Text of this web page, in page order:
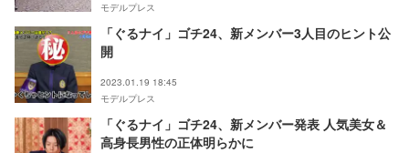
モデルプレス
「ぐるナイ」ゴチ24、新メンバー3人目のヒント公
開
2023.01.19 18:45
モデルプレス
「ぐるナイ」ゴチ24、新メンバー発表 人気美女＆
高身長男性の正体明らかに